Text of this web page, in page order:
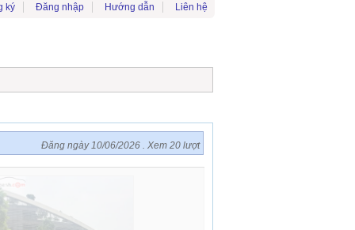
ký Đăng nhập Hướng dẫn Liên hệ
Đăng ngày 10/06/2026 . Xem 20 lượt